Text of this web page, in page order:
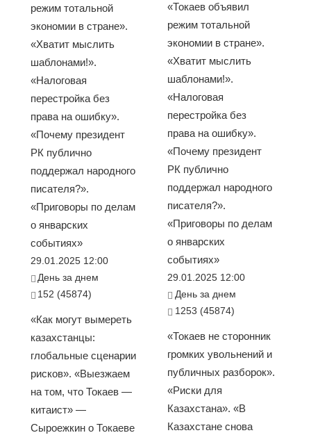
режим тотальной
экономии в стране».
«Хватит мыслить
шаблонами!».
«Налоговая
перестройка без
права на ошибку».
«Почему президент
РК публично
поддержал народного
писателя?».
«Приговоры по делам
о январских
событиях»
29.01.2025 12:00
День за днем
152 (45874)
«Как могут вымереть
казахстанцы:
глобальные сценарии
рисков». «Выезжаем
на том, что Токаев —
китаист» —
Сыроежкин о Токаеве
«Токаев объявил
режим тотальной
экономии в стране».
«Хватит мыслить
шаблонами!».
«Налоговая
перестройка без
права на ошибку».
«Почему президент
РК публично
поддержал народного
писателя?».
«Приговоры по делам
о январских
событиях»
29.01.2025 12:00
День за днем
1253 (45874)
«Токаев не сторонник
громких увольнений и
публичных разборок».
«Риски для
Казахстана». «В
Казахстане снова